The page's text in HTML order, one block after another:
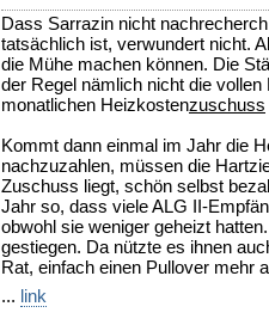
Dass Sarrazin nicht
tatsächlich ist, verwundert nicht.
die Mühe machen können. Die
der Regel nämlich nicht die
monatlichen Heizkostenzuschuss
Kommt dann einmal im Jahr die
nachzuzahlen, müssen die
Zuschuss liegt, schön selbst
Jahr so, dass viele ALG II-
obwohl sie weniger geheizt
gestiegen. Da nützte es ihnen
Rat, einfach einen Pullover mehr
... link